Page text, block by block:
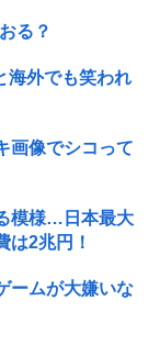
る？
海外でも笑われ
画像でシコって
模様…日本最大
は2兆円！
ームが大嫌いな